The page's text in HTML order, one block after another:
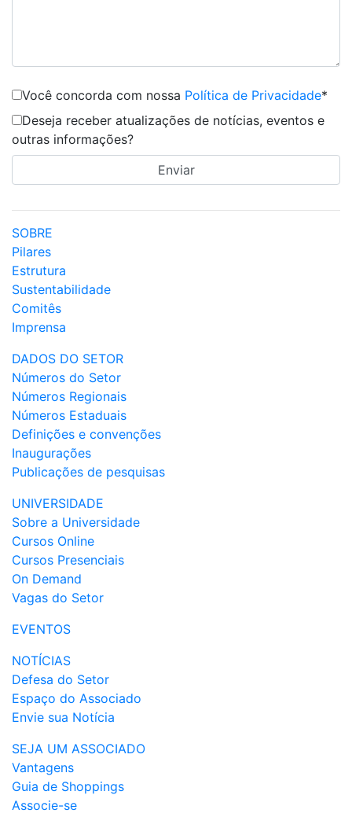
Você concorda com nossa Política de Privacidade*
Deseja receber atualizações de notícias, eventos e
outras informações?
SOBRE
Pilares
Estrutura
Sustentabilidade
Comitês
Imprensa
DADOS DO SETOR
Números do Setor
Números Regionais
Números Estaduais
Definições e convenções
Inaugurações
Publicações de pesquisas
UNIVERSIDADE
Sobre a Universidade
Cursos Online
Cursos Presenciais
On Demand
Vagas do Setor
EVENTOS
NOTÍCIAS
Defesa do Setor
Espaço do Associado
Envie sua Notícia
SEJA UM ASSOCIADO
Vantagens
Guia de Shoppings
Associe-se